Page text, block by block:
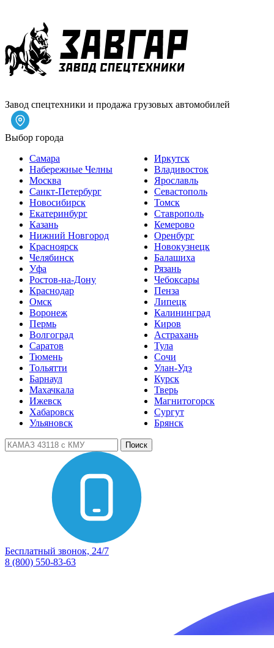
Завод спецтехники и продажа грузовых автомобилей
Выбор города
Самара
Набережные Челны
Москва
Санкт-Петербург
Новосибирск
Екатеринбург
Казань
Нижний Новгород
Красноярск
Челябинск
Уфа
Ростов-на-Дону
Краснодар
Омск
Воронеж
Пермь
Волгоград
Саратов
Тюмень
Тольятти
Барнаул
Махачкала
Ижевск
Хабаровск
Ульяновск
Иркутск
Владивосток
Ярославль
Севастополь
Томск
Ставрополь
Кемерово
Оренбург
Новокузнецк
Балашиха
Рязань
Чебоксары
Пенза
Липецк
Калининград
Киров
Астрахань
Тула
Сочи
Улан-Удэ
Курск
Тверь
Магнитогорск
Сургут
Брянск
Поиск
Бесплатный звонок, 24/7
8 (800) 550-83-63